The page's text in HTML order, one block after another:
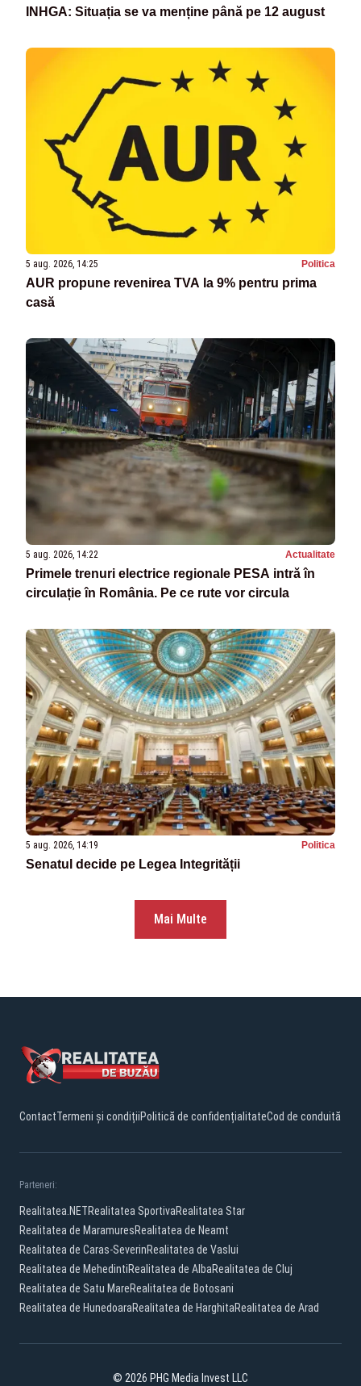
INHGA: Situația se va menține până pe 12 august
5 aug. 2026, 14:25 Politica
AUR propune revenirea TVA la 9% pentru prima
casă
5 aug. 2026, 14:22 Actualitate
Primele trenuri electrice regionale PESA intră în
circulație în România. Pe ce rute vor circula
5 aug. 2026, 14:19 Politica
Senatul decide pe Legea Integrității
Mai Multe
ContactTermeni și condițiiPolitică de confidențialitateCod de conduită
Parteneri:
Realitatea.NETRealitatea SportivaRealitatea Star
Realitatea de MaramuresRealitatea de Neamt
Realitatea de Caras-SeverinRealitatea de Vaslui
Realitatea de MehedintiRealitatea de AlbaRealitatea de Cluj
Realitatea de Satu MareRealitatea de Botosani
Realitatea de HunedoaraRealitatea de HarghitaRealitatea de Arad
© 2026 PHG Media Invest LLC